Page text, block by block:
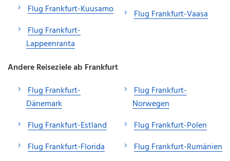
Flug Frankfurt-Kuusamo
Flug Frankfurt-
Lappeenranta
Flug Frankfurt-Vaasa
Andere Reiseziele ab Frankfurt
Flug Frankfurt-
Dänemark
Flug Frankfurt-Estland
Flug Frankfurt-Florida
Flug Frankfurt-
Norwegen
Flug Frankfurt-Polen
Flug Frankfurt-Rumänien